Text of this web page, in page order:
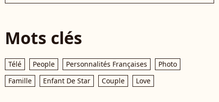
Mots clés
Télé People Personnalités Françaises
Photo
Famille
Enfant De Star Couple Love